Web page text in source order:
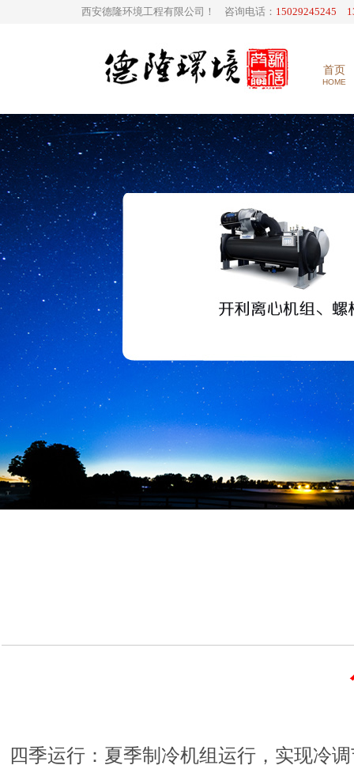
西安德隆环境工程有限公司！ 咨询电话： 15029245245
首页
HOME
四季运行 ：夏季制冷机组运行，实现冷